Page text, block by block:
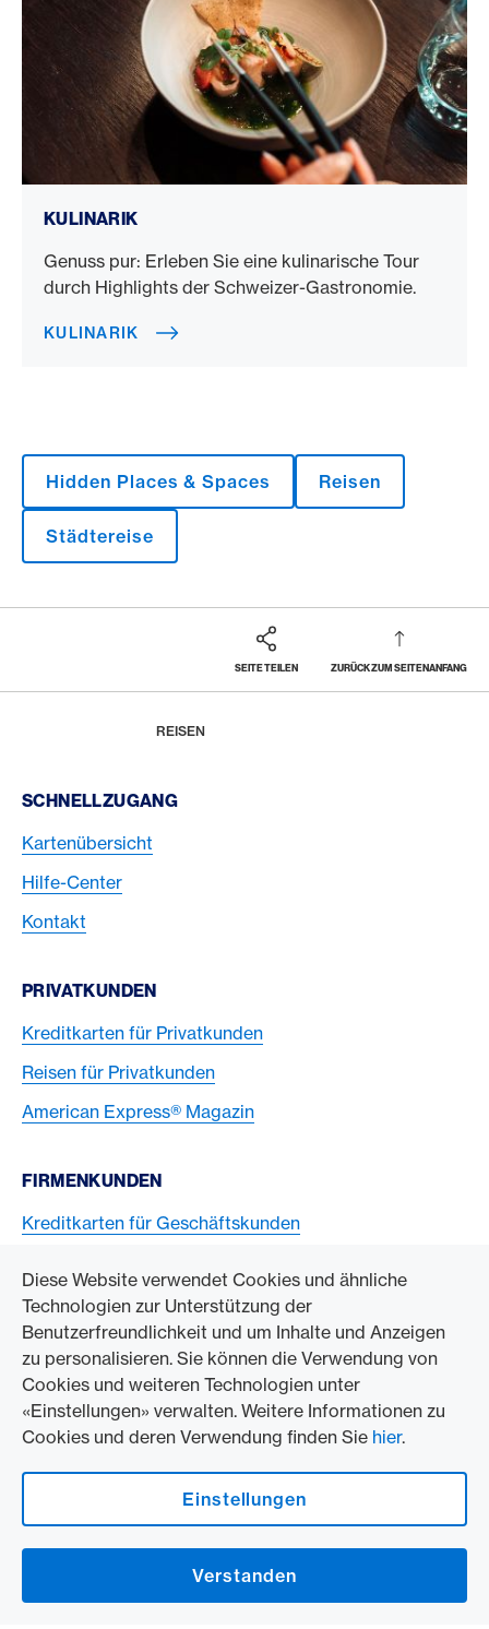
Diese Website verwendet Cookies und ähnliche
Technologien zur Unterstützung der
Benutzerfreundlichkeit und um Inhalte und Anzeigen
zu personalisieren. Sie können die Verwendung von
Cookies und weiteren Technologien unter
«Einstellungen» verwalten. Weitere Informationen zu
Cookies und deren Verwendung finden Sie hier.
Einstellungen
Verstanden
KULINARIK
Genuss pur: Erleben Sie eine kulinarische Tour
durch Highlights der Schweizer-Gastronomie.
KULINARIK
Hidden Places & Spaces Reisen
Städtereise
SEITE TEILEN ZURÜCK ZUM SEITENANFANG
Footer
REISEN
Footer Navigation
SCHNELLZUGANG
Kartenübersicht
Hilfe-Center
Kontakt
PRIVATKUNDEN
Kreditkarten für Privatkunden
Reisen für Privatkunden
American Express® Magazin
FIRMENKUNDEN
Kreditkarten für Geschäftskunden
ZUM UNTERNEHMEN
Swisscard AECS GmbH
American Express Weltweit
Kontakt und Social Media
American Express Switzerland auf Facebook
American Express Switzerland auf Instagram
Logo & Rechtliche HinweiseAmerican Express Cards, issued by Swisscard AECS GmbH, Neugasse 18, 8810
Rechtliche Bedingungen und Hinweise|Datenschutz|Cookie-Einstellungen